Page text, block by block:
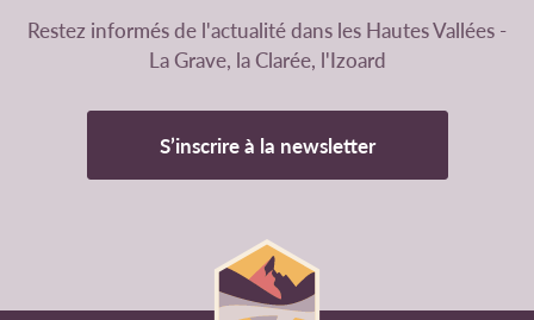
Restez informés de l'actualité dans les Hautes Vallées -
La Grave, la Clarée, l'Izoard
S’inscrire à la newsletter